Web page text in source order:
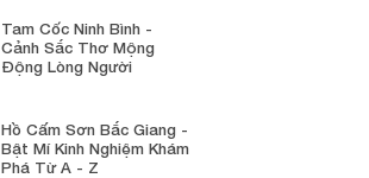
Tam Cốc Ninh Bình -
Cảnh Sắc Thơ Mộng
Động Lòng Người
Hồ Cấm Sơn Bắc Giang -
Bật Mí Kinh Nghiệm Khám
Phá Từ A - Z